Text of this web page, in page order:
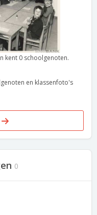
kent 0 schoolgenoten.
en klassenfoto's
0